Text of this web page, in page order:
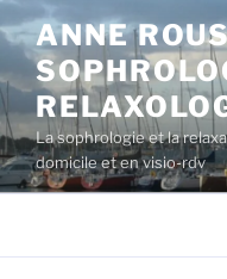
Aller
au
contenu
principal
ANNE
La sophrologie et la
domicile et en visio-rdv